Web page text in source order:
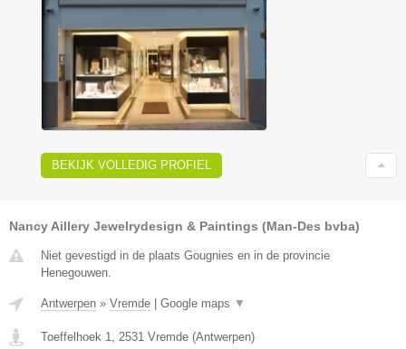
BEKIJK VOLLEDIG PROFIEL
Nancy Aillery Jewelrydesign & Paintings (Man-Des bvba)
Niet gevestigd in de plaats Gougnies en in de provincie
Henegouwen.
Antwerpen » Vremde | Google maps ▼
Toeffelhoek 1 2531 Vremde (Antwerpen)